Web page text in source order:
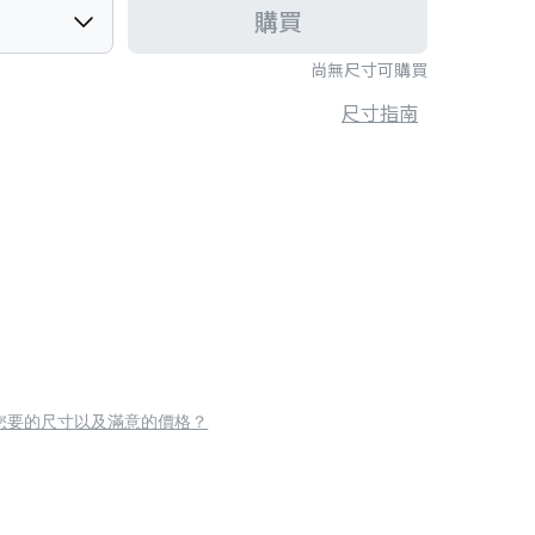
尚無尺寸可購買
購買
尺寸指南
要的尺寸以及滿意的價格？